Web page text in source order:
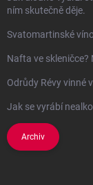
ním skutečně děje.
Svatomartinské
Nafta ve skleničce?
Odrůdy Révy vinné
Jak se vyrábí
Archiv